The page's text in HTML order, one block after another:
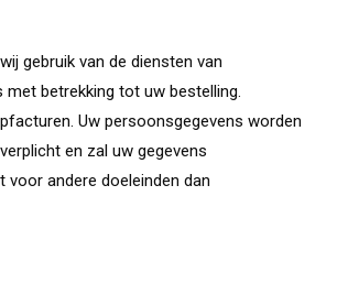
gebruik van de diensten van
met betrekking tot uw bestelling.
Uw persoonsgegevens worden
en zal uw gegevens
voor andere doeleinden dan